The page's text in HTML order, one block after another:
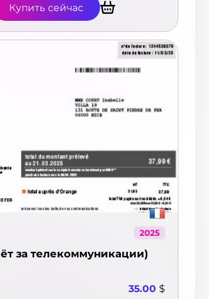
Купить сейчас
2025
за телекоммуникации)
35.00 $